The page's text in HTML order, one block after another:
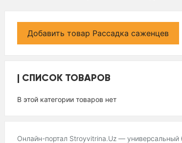
Добавить товар Рассадка саженцев
СПИСОК ТОВАРОВ
В этой категории товаров нет
Онлайн-портал Stroyvitrina.Uz — универсальный